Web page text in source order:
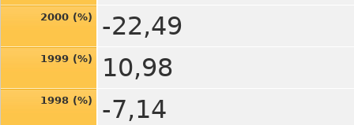
2000 (%) -22,49
1999 (%) 10,98
1998 (%) -7,14